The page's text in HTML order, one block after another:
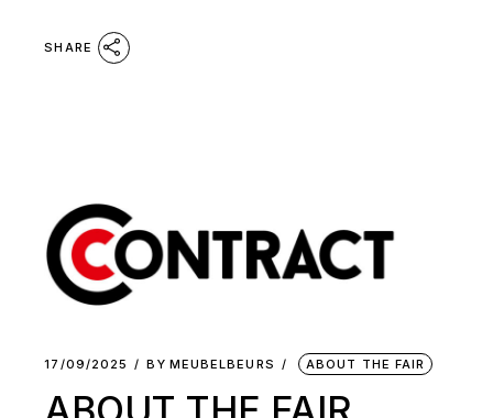
SHARE
17/09/2025 BY MEUBELBEURS ABOUT THE FAIR